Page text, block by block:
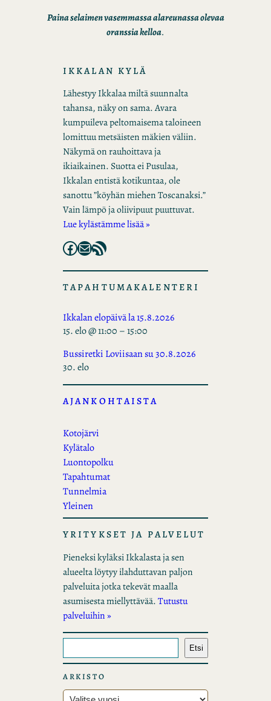
Paina selaimen vasemmassa alareunassa olevaa
oranssia kelloa.
IKKALAN KYLÄ
Lähestyy Ikkalaa miltä suunnalta
tahansa, näky on sama. Avara
kumpuileva peltomaisema taloineen
lomittuu metsäisten mäkien väliin.
Näkymä on rauhoittava ja
ikiaikainen. Suotta ei Pusulaa,
Ikkalan entistä kotikuntaa, ole
sanottu ”köyhän miehen Toscanaksi.”
Vain lämpö ja oliivipuut puuttuvat.
Lue kylästämme lisää »
Facebook Mail RSS Feed
TAPAHTUMAKALENTERI
Ikkalan elopäivä la 15.8.2026
15. elo @ 11:00 –15:00
Bussiretki Loviisaan su 30.8.2026
30. elo
AJANKOHTAISTA
Kotojärvi
Kylätalo
Luontopolku
Tapahtumat
Tunnelmia
Yleinen
YRITYKSET JA PALVELUT
Pieneksi kyläksi Ikkalasta ja sen
alueelta löytyy ilahduttavan paljon
palveluita jotka tekevät maalla
asumisesta miellyttävää.Tutustu
palveluihin »
t
s
i
Etsi
ARKISTO
A